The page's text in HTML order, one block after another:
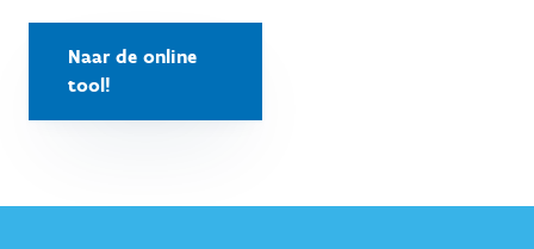
Naar de online
tool!